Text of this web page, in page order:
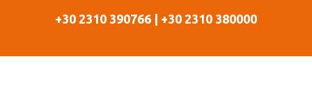
+30 2310 390766 | +30 2310 380000